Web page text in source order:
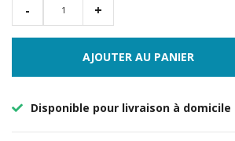
- +
AJOUTER AU PANIER
Disponible pour livraison à domicile